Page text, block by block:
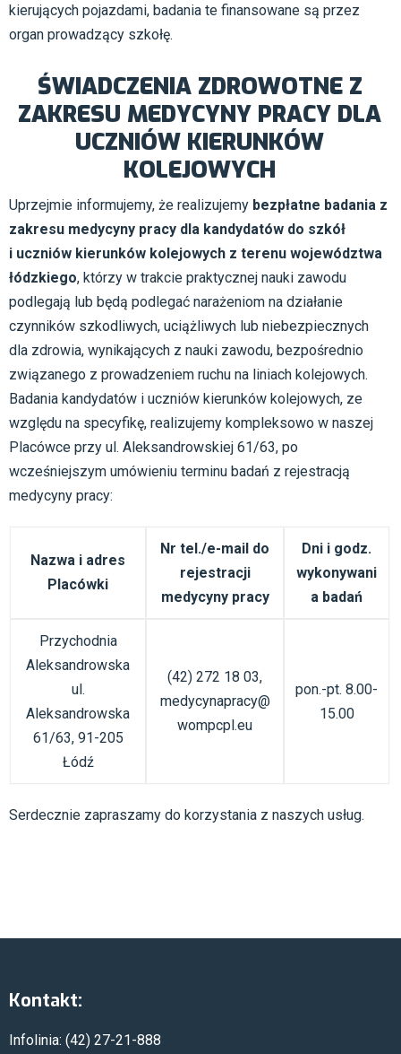
kierujących pojazdami, badania te finansowane są przez
organ prowadzący szkołę.
ŚWIADCZENIA ZDROWOTNE Z
ZAKRESU MEDYCYNY PRACY DLA
UCZNIÓW KIERUNKÓW
KOLEJOWYCH
Uprzejmie informujemy, że realizujemy bezpłatne badania z
zakresu medycyny pracy dla kandydatów do szkół
i uczniów kierunków kolejowych z terenu województwa
łódzkiego, którzy w trakcie praktycznej nauki zawodu
podlegają lub będą podlegać narażeniom na działanie
czynników szkodliwych, uciążliwych lub niebezpiecznych
dla zdrowia, wynikających z nauki zawodu, bezpośrednio
związanego z prowadzeniem ruchu na liniach kolejowych.
Badania kandydatów i uczniów kierunków kolejowych, ze
względu na specyfikę, realizujemy kompleksowo w naszej
Placówce przy ul. Aleksandrowskiej 61/63, po
wcześniejszym umówieniu terminu badań z rejestracją
medycyny pracy:
Nazwa i adres
Placówki
Nr tel./e-mail do
rejestracji
medycyny pracy
Dni i godz.
wykonywani
a badań
Przychodnia
Aleksandrowska
ul.
Aleksandrowska
61/63, 91-205
Łódź
(42) 272 18 03,
medycynapracy@
wompcpl.eu
pon.-pt. 8.00-
15.00
Serdecznie zapraszamy do korzystania z naszych usług.
Kontakt:
Infolinia: (42) 27-21-888